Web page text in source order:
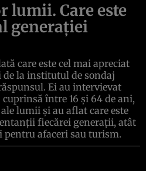
lumii. Care este
generaţiei
care este cel mai apreciat
la institutul de sondaj
Ei au intervievat
cuprinsă între 16 şi 64 de ani,
lumii şi au aflat care este
fiecărei generaţii, atât
afaceri sau turism.